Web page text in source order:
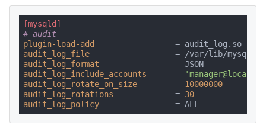
[mysqld]
# audit
plugin-load-add
audit_log_file
audit_log_format
audit_log_include_accounts
      =
audit_log_rotate_on_size
        =
10000000
audit_log_rotations
             =
30
audit_log_policy
                = ALL